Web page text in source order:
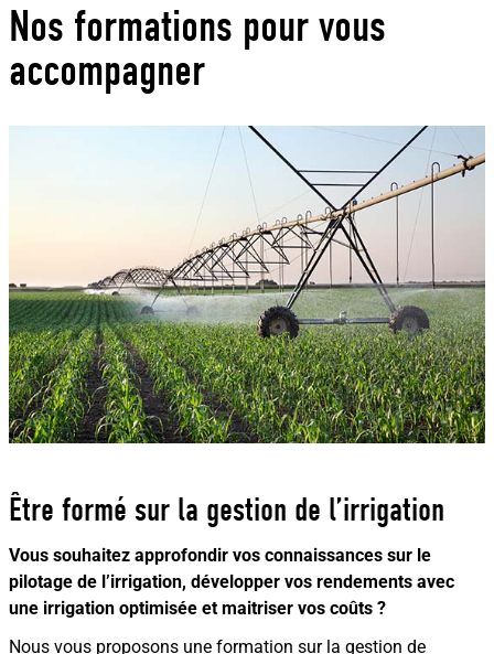
Nos formations pour vous
accompagner
Être formé sur la gestion de l’irrigation
Vous souhaitez approfondir vos connaissances sur le
pilotage de l’irrigation, développer vos rendements avec
une irrigation optimisée et maitriser vos coûts ?
Nous vous proposons une formation sur la gestion de